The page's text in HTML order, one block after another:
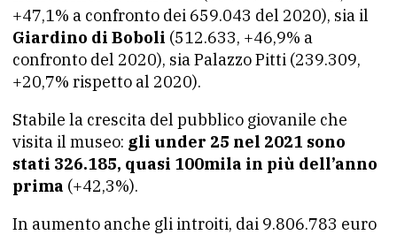
+47,1% a confronto dei 659.043 del 2020), sia il
Giardino di Boboli (512.633, +46,9% a
confronto del 2020), sia Palazzo Pitti (239.309,
+20,7% rispetto al 2020).
Stabile la crescita del pubblico giovanile che
visita il museo: gli under 25 nel 2021 sono
stati 326.185, quasi 100mila in più dell’anno
prima (+42,3%).
In aumento anche gli introiti, dai 9.806.783 euro